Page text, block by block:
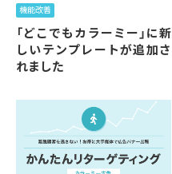
機能改善
「どこでもカラーミー」に新
しいテンプレートが追加さ
れました